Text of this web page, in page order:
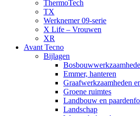
ThermoTech
TX
Werknemer 09-serie
X Life – Vrouwen
XR
Avant Tecno
Bijlagen
Emmer, hanteren
Graafwerkzaamheden
Groene ruimtes
Landbouw en
Landschap